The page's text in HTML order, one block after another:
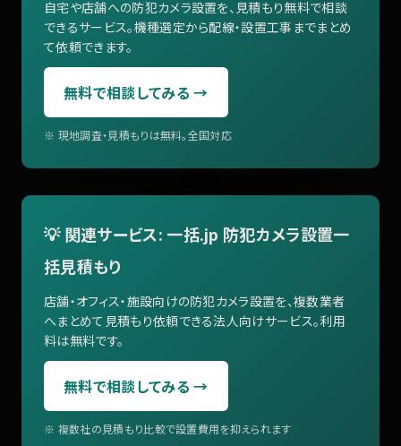
自宅や店舗への防犯カメラ設置を、見積もり無料で相談
できるサービス。機種選定から配線・設置工事までまとめ
て依頼できます。
無料で相談してみる →
※ 現地調査・見積もりは無料。全国対応
💡 関連サービス: 一括.jp 防犯カメラ設置一
括見積もり
店舗・オフィス・施設向けの防犯カメラ設置を、複数業者
へまとめて見積もり依頼できる法人向けサービス。利用
料は無料です。
無料で相談してみる →
※ 複数社の見積もり比較で設置費用を抑えられます